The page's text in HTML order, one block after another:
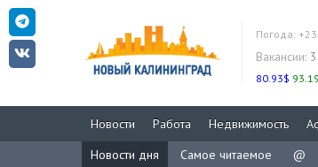
Погода:
Вакансии:
80.93$
Новости Работа Недвижимость
Новости дня
Самое читаемое @